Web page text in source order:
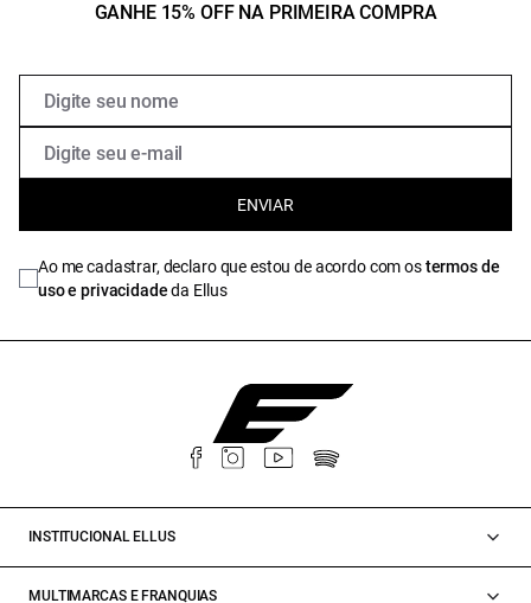
GANHE 15% OFF NA PRIMEIRA COMPRA
ENVIAR
Ao me cadastrar, declaro que estou de acordo com ostermos de
uso e privacidadeda Ellus
INSTITUCIONAL ELLUS
MULTIMARCAS E FRANQUIAS